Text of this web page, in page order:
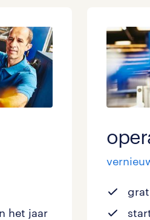
het jaar